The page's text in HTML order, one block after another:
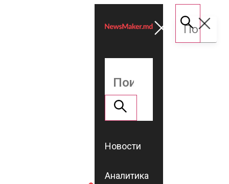
Новости
Аналитика